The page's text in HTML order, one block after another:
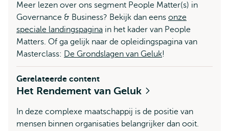
Meer lezen over ons segment People Matter(s) in
Governance & Business? Bekijk dan eens onze
speciale landingspagina in het kader van People
Matters. Of ga gelijk naar de opleidingspagina van
Masterclass: De Grondslagen van Geluk!
Gerelateerde content
Het Rendement van Geluk
In deze complexe maatschappij is de positie van
mensen binnen organisaties belangrijker dan ooit.